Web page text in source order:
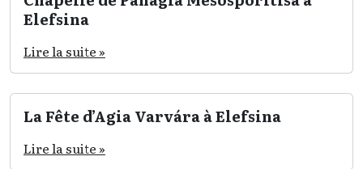
Elefsina
Lire la suite »
La Fête d’Agia Varvára à Elefsina
Lire la suite »